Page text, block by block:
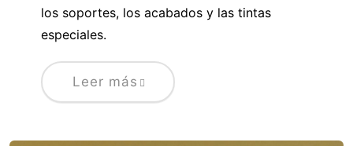
los soportes, los acabados y las tintas
especiales.
Leer más